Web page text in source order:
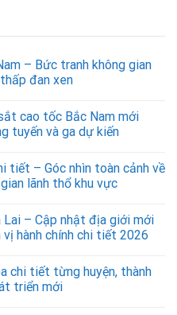
– Bức tranh không gian
đan xen
cao tốc Bắc Nam mới
tuyến và ga dự kiến
tiết – Góc nhìn toàn cảnh về
lãnh thổ khu vực
Lai – Cập nhật địa giới mới
hành chính chi tiết 2026
chi tiết từng huyện, thành
triển mới